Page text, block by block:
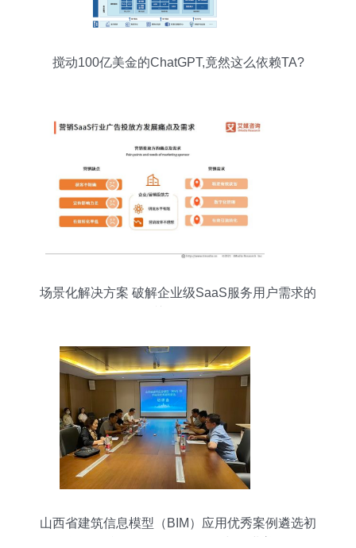
搅动100亿美金的ChatGPT,竟然这么依赖TA?
场景化解决方案 破解企业级SaaS服务用户需求的
山西省建筑信息模型（BIM）应用优秀案例遴选初